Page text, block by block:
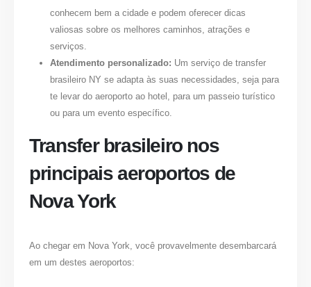
conhecem bem a cidade e podem oferecer dicas
valiosas sobre os melhores caminhos, atrações e
serviços.
Atendimento personalizado: Um serviço de transfer
brasileiro NY se adapta às suas necessidades, seja para
te levar do aeroporto ao hotel, para um passeio turístico
ou para um evento específico.
Transfer brasileiro nos
principais aeroportos de
Nova York
Ao chegar em Nova York, você provavelmente desembarcará
em um destes aeroportos: